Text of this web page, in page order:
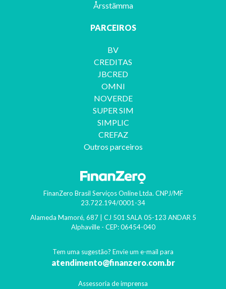
Årsstämma
PARCEIROS
BV
CREDITAS
JBCRED
OMNI
NOVERDE
SUPER SIM
SIMPLIC
CREFAZ
Outros parceiros
FinanZero Brasil Serviços Online Ltda. CNPJ/MF
23.722.194/0001-34
Alameda Mamoré, 687 | CJ 501 SALA 05-123 ANDAR 5
Alphaville- CEP: 06454-040
Tem uma sugestão? Envie um e-mail para
atendimento@finanzero.com.br
Assessoria de imprensa